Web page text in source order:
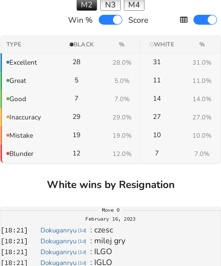
M2 N3
M4
Win %
Score
TYPE BLACK % WHITE %
Excellent 28 28.0% 31 31.0%
Great 5 5.0% 11 11.0%
Good 7 7.0% 14 14.0%
Inaccuracy 29 29.0% 27 27.0%
Mistake 19 19.0% 10 10.0%
Blunder 12 12.0% 7 7.0%
White wins by Resignation
Move 0
February 16, 2023
[18:21] Dokuganryu [1d] : czesc
[18:21] Dokuganryu [1d] : milej gry
[18:21] Dokuganryu [1d] : ILGO
[18:21] Dokuganryu [1d] : IGLO